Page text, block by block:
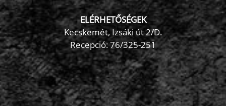
ELÉRHETŐSÉGEK
Kecskemét, Izsáki út 2/D.
Recepció:76/325-251